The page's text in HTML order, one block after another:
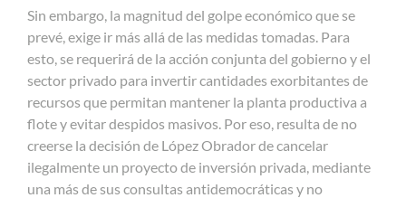
Sin embargo, la magnitud del golpe económico que se
prevé, exige ir más allá de las medidas tomadas. Para
esto, se requerirá de la acción conjunta del gobierno y el
sector privado para invertir cantidades exorbitantes de
recursos que permitan mantener la planta productiva a
flote y evitar despidos masivos. Por eso, resulta de no
creerse la decisión de López Obrador de cancelar
ilegalmente un proyecto de inversión privada, mediante
una más de sus consultas antidemocráticas y no